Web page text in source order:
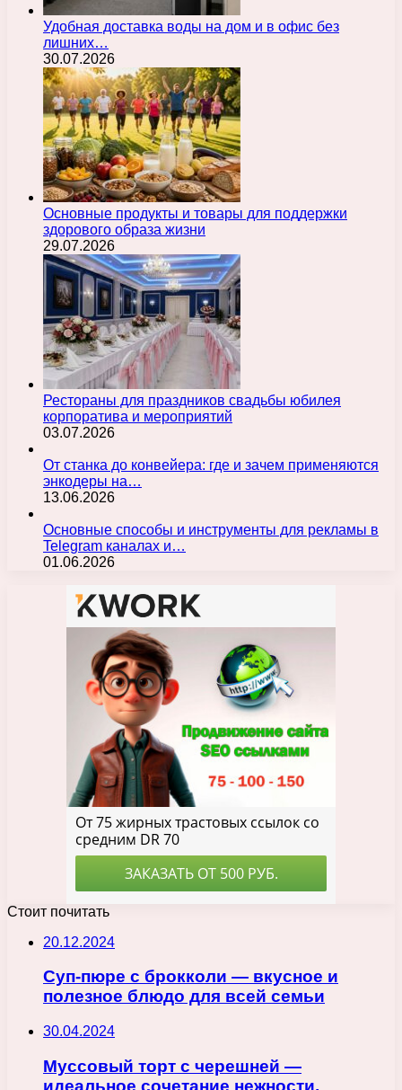
Удобная доставка воды на дом и в офис без
лишних…
30.07.2026
Основные продукты и товары для поддержки
здорового образа жизни
29.07.2026
Рестораны для праздников свадьбы юбилея
корпоратива и мероприятий
03.07.2026
От станка до конвейера: где и зачем применяются
энкодеры на…
13.06.2026
Основные способы и инструменты для рекламы в
Telegram каналах и…
01.06.2026
Стоит почитать
20.12.2024
Суп-пюре с брокколи — вкусное и
полезное блюдо для всей семьи
30.04.2024
Муссовый торт с черешней —
идеальное сочетание нежности,